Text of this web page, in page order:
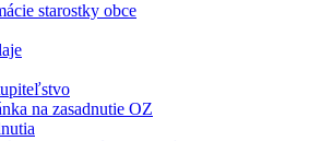
starostky obce
na zasadnutie OZ